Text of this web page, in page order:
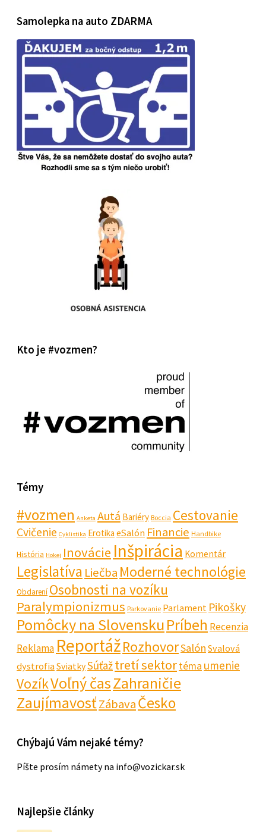
Samolepka na auto ZDARMA
Kto je #vozmen?
Témy
#vozmen Anketa Autá Bariéry Boccia Cestovanie
Cvičenie Cyklistika Erotika eSalón Financie Handbike
História Hokej Inovácie Inšpirácia Komentár
Legislatíva Liečba Moderné technológie
Obdarení Osobnosti na vozíku
Paralympionizmus Parkovanie Parlament Pikošky
Pomôcky na SlovenskuPríbeh Recenzia
Reklama ReportážRozhovorSalón Svalová
dystrofiaSviatkySúťažtretí sektortéma umenie
VozíkVoľný časZahraničie
ZaujímavosťZábavaČesko
Chýbajú Vám nejaké témy?
Píšte prosím námety na info@vozickar.sk
Najlepšie články